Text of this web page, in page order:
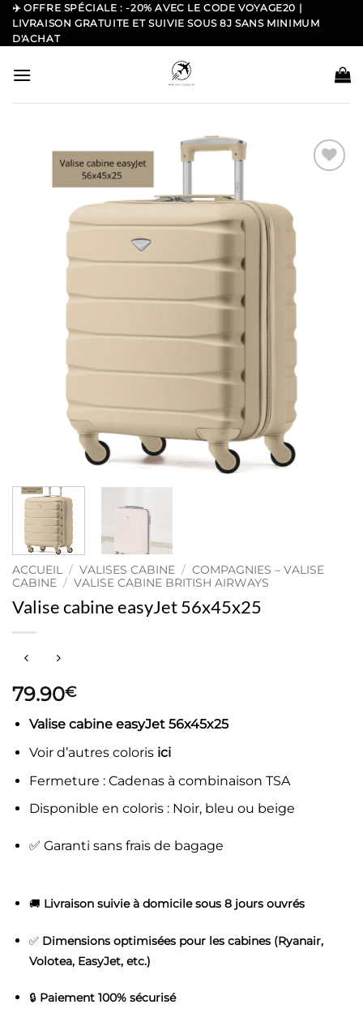
Passer
au
contenu
✈️ OFFRE SPÉCIALE : -20% AVEC LE CODE VOYAGE20 |
LIVRAISON GRATUITE ET SUIVIE SOUS 8J SANS MINIMUM
D'ACHAT
ACCUEIL / VALISES CABINE / COMPAGNIES – VALISE
CABINE / VALISE CABINE BRITISH AIRWAYS
Valise cabine easyJet 56x45x25
79.90€
Valise cabine easyJet 56x45x25
Voir d’autres coloris ici
Fermeture : Cadenas à combinaison TSA
Disponible en coloris : Noir, bleu ou beige
✅ Garanti sans frais de bagage
🚚 Livraison suivie à domicile sous 8 jours ouvrés
✅ Dimensions optimisées pour les cabines (Ryanair,
Volotea, EasyJet, etc.)
🔒 Paiement 100% sécurisé